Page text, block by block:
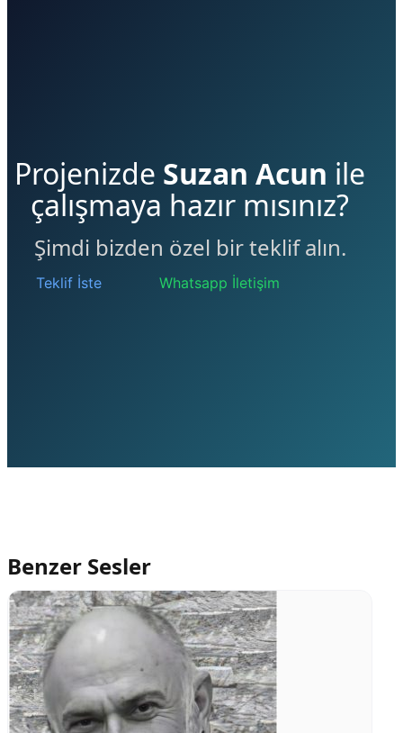
Projenizde Suzan Acun ile
çalışmaya hazır mısınız?
Şimdi bizden özel bir teklif alın.
Teklif İste Whatsapp İletişim
Benzer Sesler